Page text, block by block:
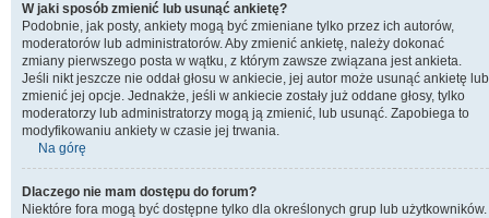
W jaki sposób zmienić lub usunąć ankietę?
Podobnie, jak posty, ankiety mogą być zmieniane tylko przez ich autorów,
moderatorów lub administratorów. Aby zmienić ankietę, należy dokonać
zmiany pierwszego posta w wątku, z którym zawsze związana jest ankieta.
Jeśli nikt jeszcze nie oddał głosu w ankiecie, jej autor może usunąć ankietę lub
zmienić jej opcje. Jednakże, jeśli w ankiecie zostały już oddane głosy, tylko
moderatorzy lub administratorzy mogą ją zmienić, lub usunąć. Zapobiega to
modyfikowaniu ankiety w czasie jej trwania.
Na górę
Dlaczego nie mam dostępu do forum?
Niektóre fora mogą być dostępne tylko dla określonych grup lub użytkowników.